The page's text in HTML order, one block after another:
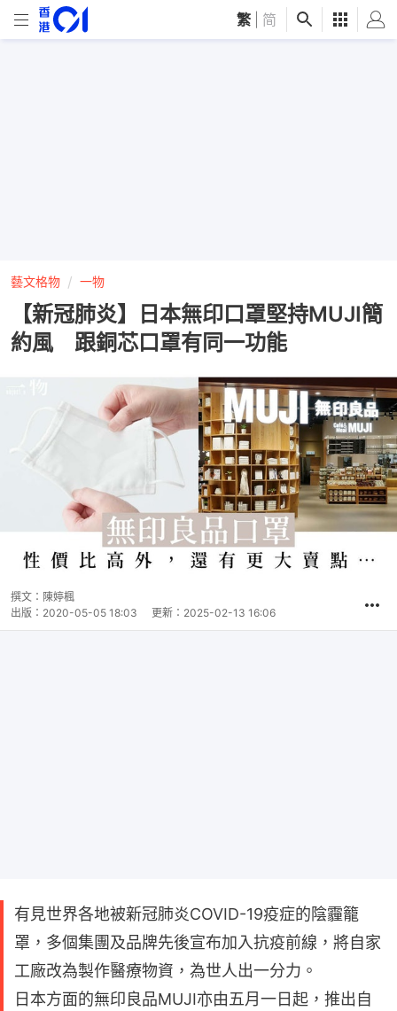
繁 简
藝文格物 一物
【新冠肺炎】日本無印口罩堅持MUJI簡
約風 跟銅芯口罩有同一功能
撰文： 陳婷楓
出版： 2020-05-05 18:03 更新： 2025-02-13 16:06
有見世界各地被新冠肺炎COVID-19疫症的陰霾籠
罩，多個集團及品牌先後宣布加入抗疫前線，將自家
工廠改為製作醫療物資，為世人出一分力。
日本方面的無印良品MUJI亦由五月一日起，推出自